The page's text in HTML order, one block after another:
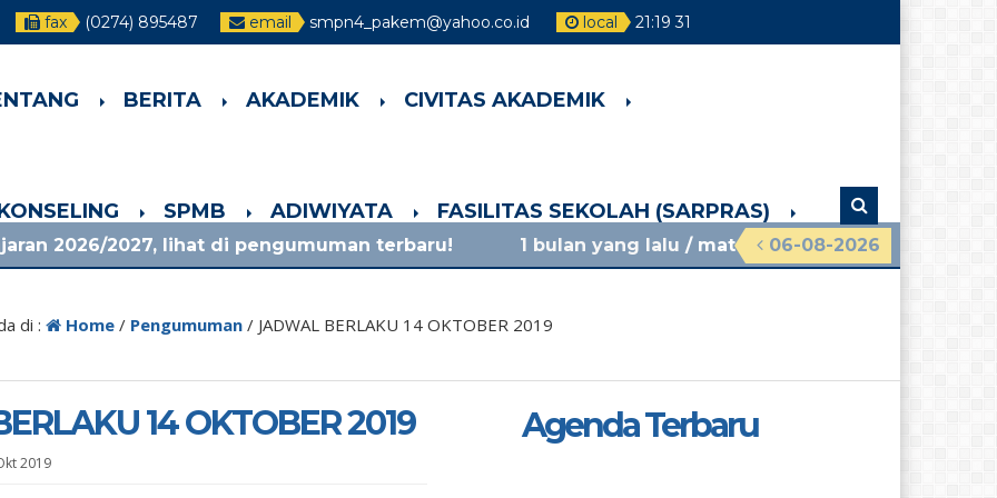
fax (0274) 895487 email smpn4_pakem@yahoo.co.id local 21:19 32
BERITA AKADEMIK CIVITAS AKADEMIK
SPMB ADIWIYATA FASILITAS SEKOLAH (SARPRAS)
06-08-2026
lihat di pengumuman terbaru! 1 bulan yang lalu/ materi sosialisasi mpls ramah 2026 smpn
di : Home / Pengumuman / JADWAL BERLAKU 14 OKTOBER 2019
14 OKTOBER 2019
2019
Agenda Terbaru